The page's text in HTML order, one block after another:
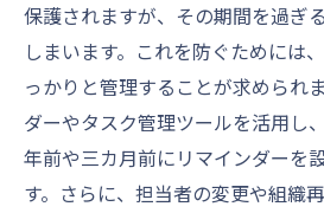
保護されますが、その期間を過ぎ
しまいます。これを防ぐためには
っかりと管理することが求められ
ダーやタスク管理ツールを活用し
年前や三カ月前にリマインダーを
す。さらに、担当者の変更や組織